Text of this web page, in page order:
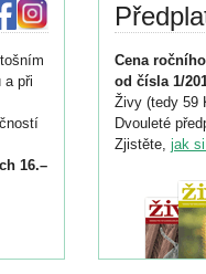
a při
16.–
Cena
od čísla 1/
Živy (tedy 59
Dvouleté
Zjistěte, jak